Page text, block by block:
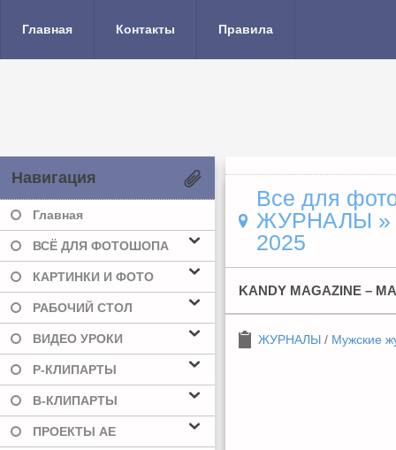
Главная Контакты Правила
Навигация
Главная
ВСЁ ДЛЯ ФОТОШОПА
КАРТИНКИ И ФОТО
РАБОЧИЙ СТОЛ
ВИДЕО УРОКИ
Р-КЛИПАРТЫ
В-КЛИПАРТЫ
ПРОЕКТЫ AE
Все для
ЖУРНАЛЫ »
2025
KANDY MAGAZINE –
ЖУРНАЛЫ / Мужские